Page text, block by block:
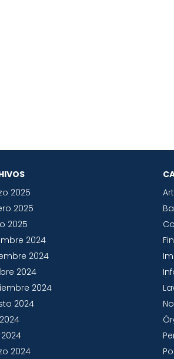
2025
2025
2025
2024
2024
2024
2024
2024
2024